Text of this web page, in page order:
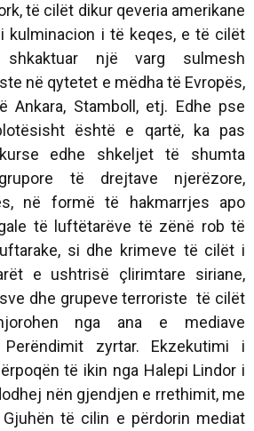
të cilët dikur qeveria amerikane
kulminacion i të keqes, e të cilët
një varg sulmesh
në qytetet e mëdha të Evropës,
Ankara, Stamboll, etj. Edhe pse
është e qartë, ka pas
edhe shkeljet të shumta
të drejtave njerëzore,
në formë të hakmarrjes apo
të luftëtarëve të zënë rob të
si dhe krimeve të cilët i
e ushtrisë çlirimtare siriane,
dhe grupeve terroriste të cilët
nga ana e mediave
zyrtar. Ekzekutimi i
të ikin nga Halepi Lindor i
nën gjendjen e rrethimit, me
të cilin e përdorin mediat